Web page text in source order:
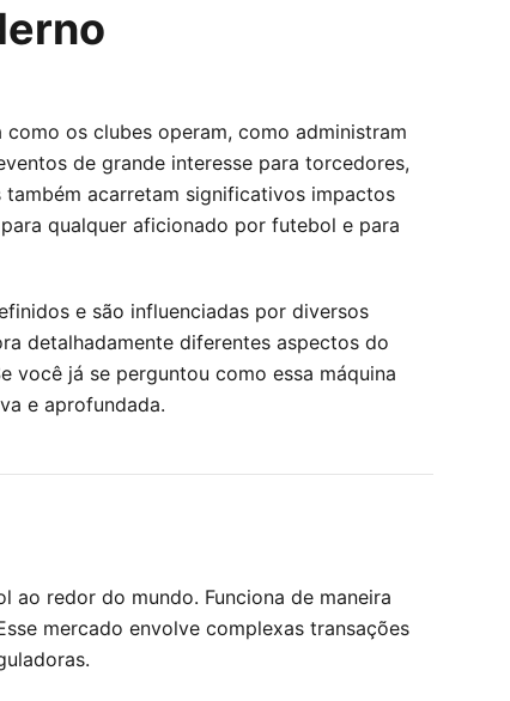
os clubes operam, como administram
de grande interesse para torcedores,
acarretam significativos impactos
qualquer aficionado por futebol e para
e são influenciadas por diversos
detalhadamente diferentes aspectos do
você já se perguntou como essa máquina
e aprofundada.
redor do mundo. Funciona de maneira
mercado envolve complexas transações